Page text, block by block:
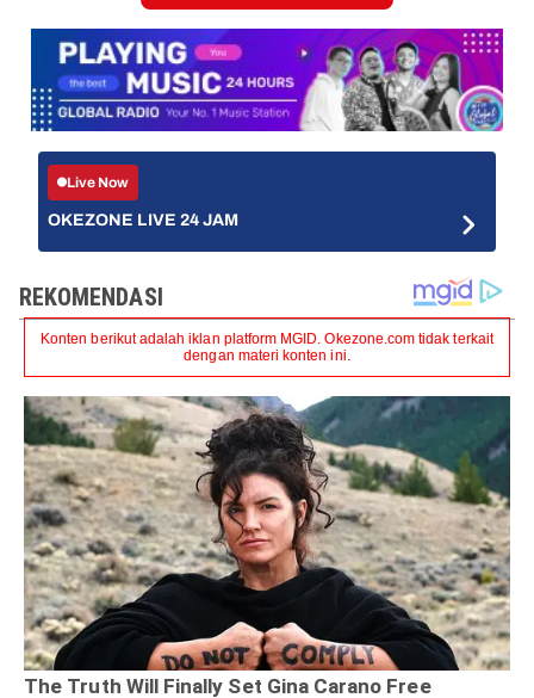
Live Now
OKEZONE LIVE 24 JAM